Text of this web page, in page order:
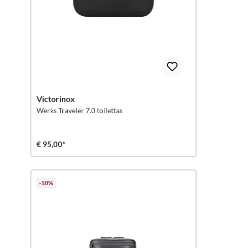
Victorinox
Werks Traveler 7.0 toilettas
€ 95,00*
-10%